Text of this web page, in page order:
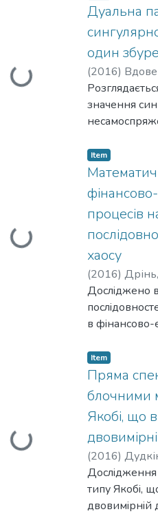
Loading...
Дуальна
один
(2016)
значення
у виглядi A˜
A˜, що має
спектра у
збурення.
Loading...
Item
процесів
хаосу
(2016)
Щестюк,
Дослiджено
в
класу ARIMA
складової на
активiв та
валових
Loading...
Item
Пряма
блочними
Якобі, що
(2016)
Валентина
типу Якобi,
двовимiрнiй